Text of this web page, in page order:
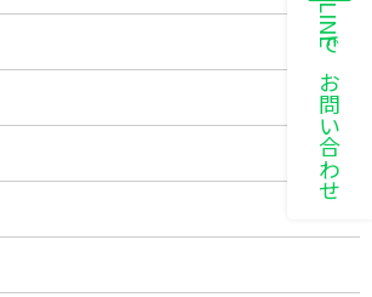
LINEでお問い合わせ